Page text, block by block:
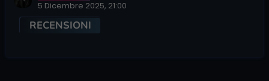
5 Dicembre 2025, 21:00
RECENSIONI